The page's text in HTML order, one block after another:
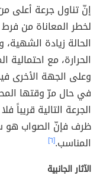
إنّ تناول جرعة أعلى
لخطر المعاناة من
الحالة زيادة
الحرارة، مع احتمالية
وعلى الجهة الأخرى
في حال مرّ وقتها
الجرعة التالية قريباً
ظرف فإنّ الصواب هو
المناسب.[٦]
الآثار الجانبية